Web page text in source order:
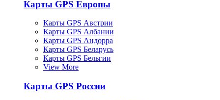
Карты GPS Европы
Карты GPS Австрии
Карты GPS Албании
Карты GPS Андорра
Карты GPS Беларусь
Карты GPS Бельгии
View More
Карты GPS России